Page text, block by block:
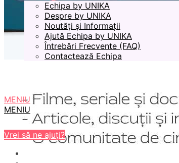
Echipa by UNIKA
Despre by UNIKA
Noutăți și Informații
Ajută Echipa by UNIKA
Întrebări Frecvente (FAQ)
Contactează Echipa
MENIU
MENIU
Vrei să ne ajuți?